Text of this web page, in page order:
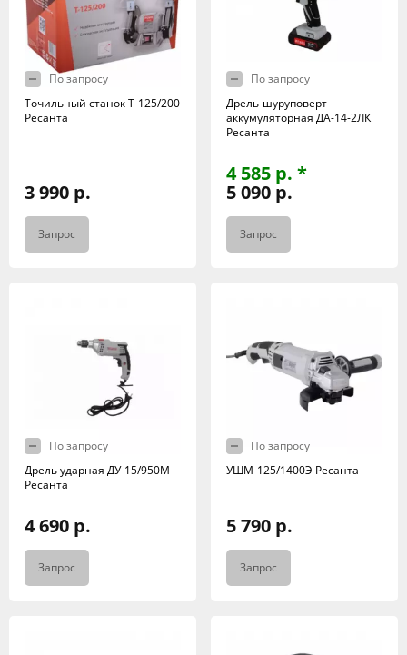
По запросу
Точильный станок Т-125/200
Ресанта
3 990 р.
Запрос
По запросу
Дрель-шуруповерт
аккумуляторная ДА-14-2ЛК
Ресанта
4 585 р. *
5 090 р.
Запрос
По запросу
Дрель ударная ДУ-15/950М
Ресанта
4 690 р.
Запрос
По запросу
УШМ-125/1400Э Ресанта
5 790 р.
Запрос